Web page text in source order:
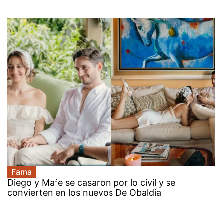
Fama
Diego y Mafe se casaron por lo civil y se
convierten en los nuevos De Obaldía